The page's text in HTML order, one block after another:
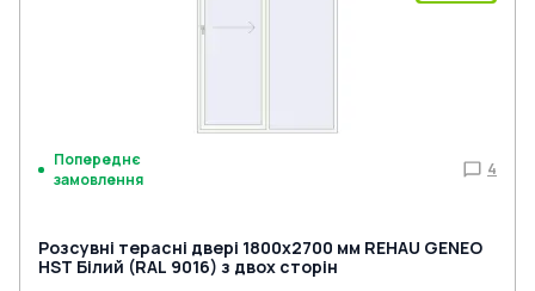
Попереднє
замовлення
4
Розсувні терасні двері 1800x2700 мм REHAU GENEO
HST Білий (RAL 9016) з двох сторін